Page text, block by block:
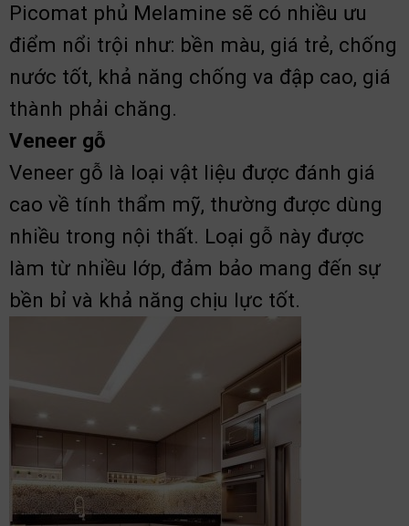
Picomat phủ Melamine sẽ có nhiều ưu
điểm nổi trội như: bền màu, giá trẻ, chống
nước tốt, khả năng chống va đập cao, giá
thành phải chăng.
Veneer gỗ
Veneer gỗ là loại vật liệu được đánh giá
cao về tính thẩm mỹ, thường được dùng
nhiều trong nội thất. Loại gỗ này được
làm từ nhiều lớp, đảm bảo mang đến sự
bền bỉ và khả năng chịu lực tốt.